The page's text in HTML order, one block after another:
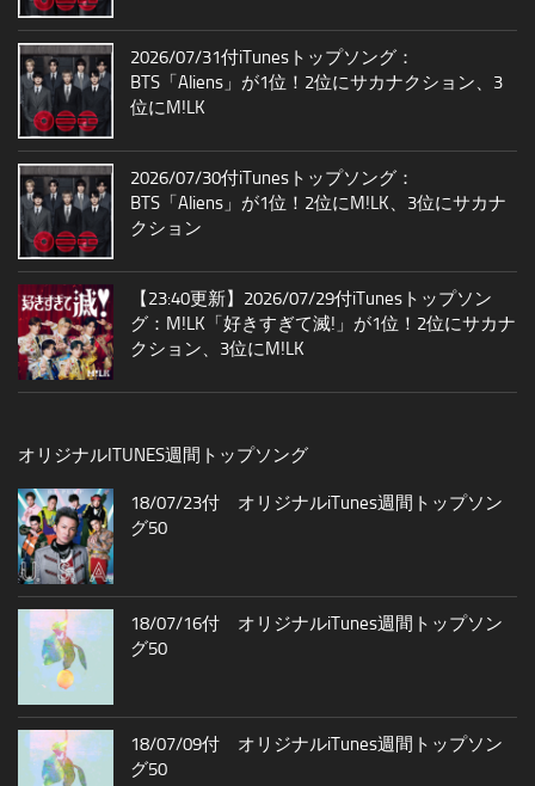
2026/07/31付iTunesトップソング：
BTS「Aliens」が1位！2位にサカナクション、3
位にM!LK
2026/07/30付iTunesトップソング：
BTS「Aliens」が1位！2位にM!LK、3位にサカナ
クション
【23:40更新】2026/07/29付iTunesトップソン
グ：M!LK「好きすぎて滅!」が1位！2位にサカナ
クション、3位にM!LK
オリジナルITUNES週間トップソング
18/07/23付 オリジナルiTunes週間トップソン
グ50
18/07/16付 オリジナルiTunes週間トップソン
グ50
18/07/09付 オリジナルiTunes週間トップソン
グ50